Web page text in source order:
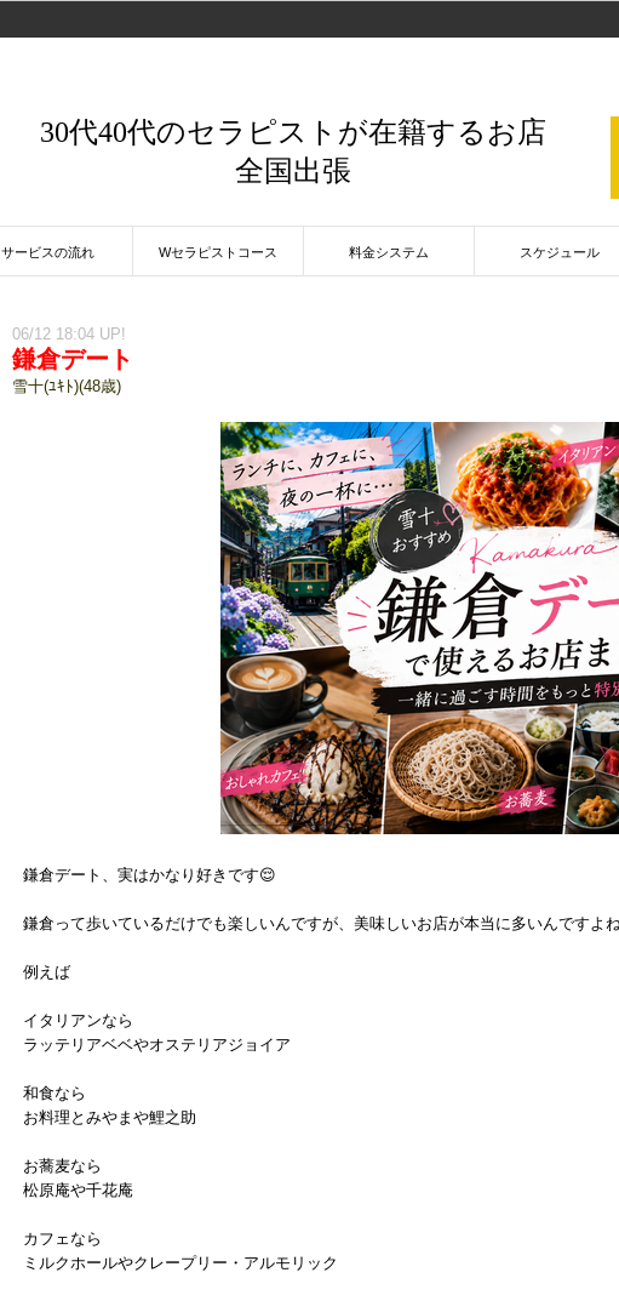
30代40代のセラピストが在籍するお店
全国出張
サービスの流れ Wセラピストコース 料金システム スケジュール
06/12 18:04 UP!
鎌倉デート
雪十(ﾕｷﾄ)(48歳)
鎌倉デート、実はかなり好きです😌
鎌倉って歩いているだけでも楽しいんですが、美味しいお店が本当に多いんですよ
例えば
イタリアンなら
ラッテリアベベやオステリアジョイア
和食なら
お料理とみやまや鯉之助
お蕎麦なら
松原庵や千花庵
カフェなら
ミルクホールやクレープリー・アルモリック